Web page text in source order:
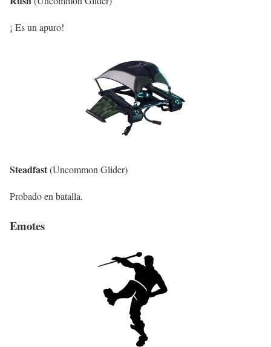
¡ Es un apuro!
Steadfast(Uncommon Glider)
Probado en batalla.
Emotes